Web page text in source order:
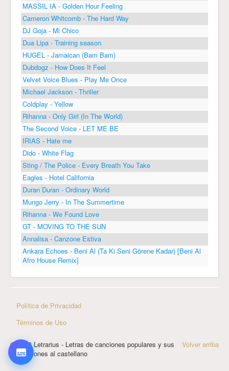
MASSIL IA - Golden Hour Feeling
Cameron Whitcomb - The Hard Way
DJ Goja - Mi Chico
Dua Lipa - Training season
HUGEL - Jamaican (Bam Bam)
Dubdogz - How Does It Feel
Velvet Voice Blues - Play Me Once
Michael Jackson - Thriller
Coldplay - Yellow
Rihanna - Only Girl (In The World)
The Second Voice - LET ME BE
IRIAS - Hate me
Dido - White Flag
Sting / The Police - Every Breath You Take
Eagles - Hotel California
Duran Duran - Ordinary World
Mungo Jerry - In The Summertime
Rihanna - We Found Love
GT - MOVING TO THE SUN
Annalisa - Canzone Estiva
Ankara Echoes - Beni Al (Ta Ki Seni Görene Kadar) [Beni Al
Afro House Remix]
Política de Privacidad
Términos de Uso
Volver arriba
© 2026 Letrarius - Letras de canciones populares y sus
traducciones al castellano